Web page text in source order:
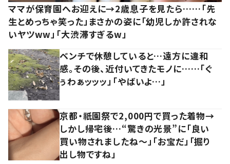
ママが保育園へお迎えに→2歳息子を見たら……「先
生とめっちゃ笑った」まさかの姿に「幼児しか許されな
いヤツww」「大渋滞すぎるw」
ベンチで休憩していると…遠方に違和
感。その後、近付いてきたモノに……「ぐ
ぅわぁッッッ」「やばいよ…」
京都・祇園祭で2,000円で買った着物→
しかし帰宅後…“驚きの光景”に「良い
買い物されましたね～」「お宝だ」「掘り
出し物ですね」